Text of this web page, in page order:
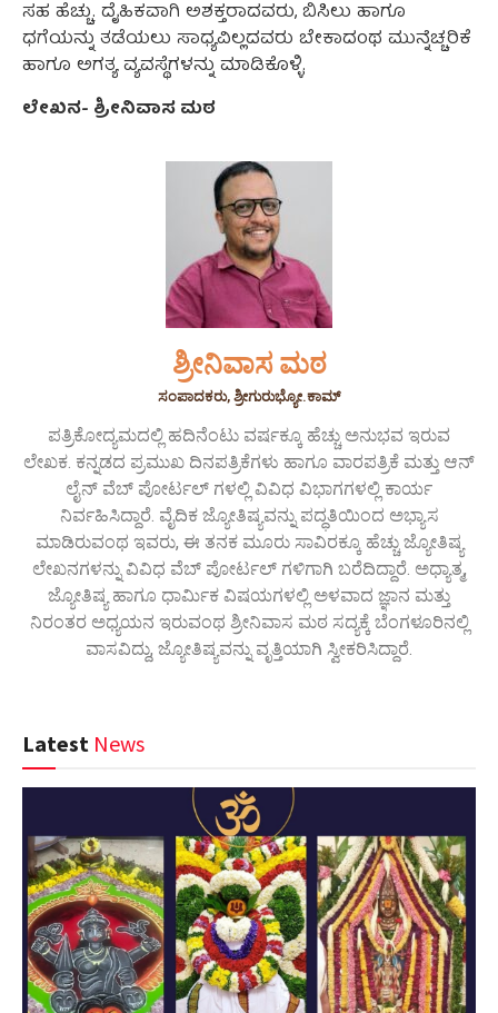
ಸಹ ಹೆಚ್ಚು. ದೈಹಿಕವಾಗಿ ಅಶಕ್ತರಾದವರು, ಬಿಸಿಲು ಹಾಗೂ
ಧಗೆಯನ್ನು ತಡೆಯಲು ಸಾಧ್ಯವಿಲ್ಲದವರು ಬೇಕಾದಂಥ ಮುನ್ನೆಚ್ಚರಿಕೆ
ಹಾಗೂ ಅಗತ್ಯ ವ್ಯವಸ್ಥೆಗಳನ್ನು ಮಾಡಿಕೊಳ್ಳಿ.
ಲೇಖನ- ಶ್ರೀನಿವಾಸ ಮಠ
ಶ್ರೀನಿವಾಸ ಮಠ
ಸಂಪಾದಕರು, ಶ್ರೀಗುರುಭ್ಯೋ.ಕಾಮ್
ಪತ್ರಿಕೋದ್ಯಮದಲ್ಲಿ ಹದಿನೆಂಟು ವರ್ಷಕ್ಕೂ ಹೆಚ್ಚು ಅನುಭವ ಇರುವ
ಲೇಖಕ. ಕನ್ನಡದ ಪ್ರಮುಖ ದಿನಪತ್ರಿಕೆಗಳು ಹಾಗೂ ವಾರಪತ್ರಿಕೆ ಮತ್ತು ಆನ್
ಲೈನ್ ವೆಬ್ ಪೋರ್ಟಲ್ ಗಳಲ್ಲಿ ವಿವಿಧ ವಿಭಾಗಗಳಲ್ಲಿ ಕಾರ್ಯ
ನಿರ್ವಹಿಸಿದ್ದಾರೆ. ವೈದಿಕ ಜ್ಯೋತಿಷ್ಯವನ್ನು ಪದ್ಧತಿಯಿಂದ ಅಭ್ಯಾಸ
ಮಾಡಿರುವಂಥ ಇವರು, ಈ ತನಕ ಮೂರು ಸಾವಿರಕ್ಕೂ ಹೆಚ್ಚು ಜ್ಯೋತಿಷ್ಯ
ಲೇಖನಗಳನ್ನು ವಿವಿಧ ವೆಬ್ ಪೋರ್ಟಲ್ ಗಳಿಗಾಗಿ ಬರೆದಿದ್ದಾರೆ. ಅಧ್ಯಾತ್ಮ,
ಜ್ಯೋತಿಷ್ಯ ಹಾಗೂ ಧಾರ್ಮಿಕ ವಿಷಯಗಳಲ್ಲಿ ಅಳವಾದ ಜ್ಞಾನ ಮತ್ತು
ನಿರಂತರ ಅಧ್ಯಯನ ಇರುವಂಥ ಶ್ರೀನಿವಾಸ ಮಠ ಸದ್ಯಕ್ಕೆ ಬೆಂಗಳೂರಿನಲ್ಲಿ
ವಾಸವಿದ್ದು, ಜ್ಯೋತಿಷ್ಯವನ್ನು ವೃತ್ತಿಯಾಗಿ ಸ್ವೀಕರಿಸಿದ್ದಾರೆ.
Latest News